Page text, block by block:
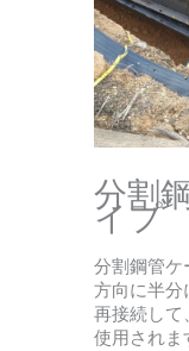
分割
イプ
分割鋼管ケ
方向に半分
再接続して
使用されま